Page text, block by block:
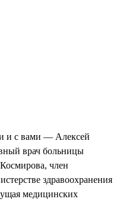
и с вами — Алексей
врач больницы
член
здравоохранения
медицинских